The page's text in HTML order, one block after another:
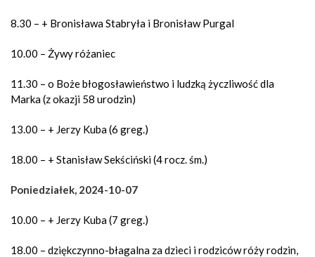
8.30 – + Bronisława Stabryła i Bronisław Purgal
10.00 – Żywy różaniec
11.30 – o Boże błogosławieństwo i ludzką życzliwość dla
Marka (z okazji 58 urodzin)
13.00 – + Jerzy Kuba (6 greg.)
18.00 – + Stanisław Sekściński (4 rocz. śm.)
Poniedziałek, 2024-10-07
10.00 – + Jerzy Kuba (7 greg.)
18.00 – dziękczynno-błagalna za dzieci i rodziców róży rodzin,